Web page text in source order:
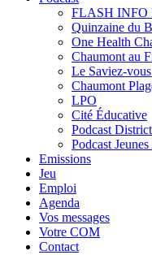
FLASH INFO
Quinzaine du
One Health
Chaumont au
Le Saviez-
Chaumont
LPO
Cité Éducative
Podcast
Podcast
Emissions
Jeu
Emploi
Agenda
Vos messages
Votre COM
Contact